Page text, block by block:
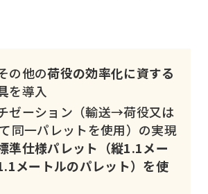
の他の荷役の効率化に資する
を導入
ゼーション（輸送→荷役又は
同一パレットを使用）の実現
準仕様パレット（縦1.1メー
メートルのパレット）を使